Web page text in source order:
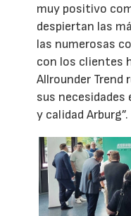
muy positivo
despiertan las
las numerosas
con los clientes
Allrounder Trend
sus
y calidad Arburg”.